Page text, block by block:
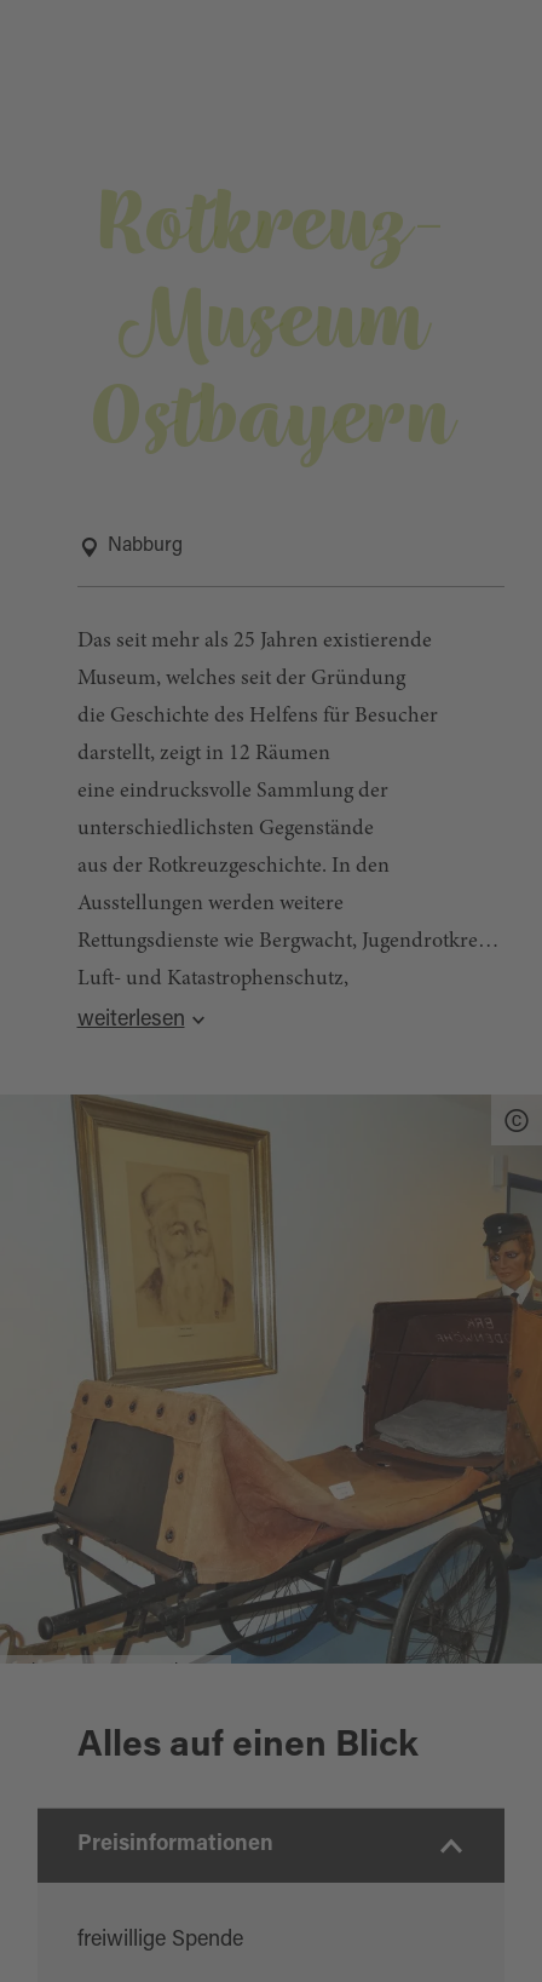
Rotkreuz-
Museum
Ostbayern
Nabburg
Das seit mehr als 25 Jahren existierende
Museum, welches seit der Gründung
die Geschichte des Helfens für Besucher
darstellt, zeigt in 12 Räumen
eine eindrucksvolle Sammlung der
unterschiedlichsten Gegenstände
aus der Rotkreuzgeschichte. In den
Ausstellungen werden weitere
Rettungsdienste wie Bergwacht, Jugendrotkreuz,
Luft- und Katastrophenschutz,
Suchdienst oder Wasserwacht vorgestellt. Für
kleines Rätsel zur Verfügung, das die Schüler
während ihres Aufenthaltes leicht
und auf spielerische Weise lösen können.
Quelle:destination.one
weiterlesen
Alles auf einen Blick
Preisinformationen
freiwillige Spende